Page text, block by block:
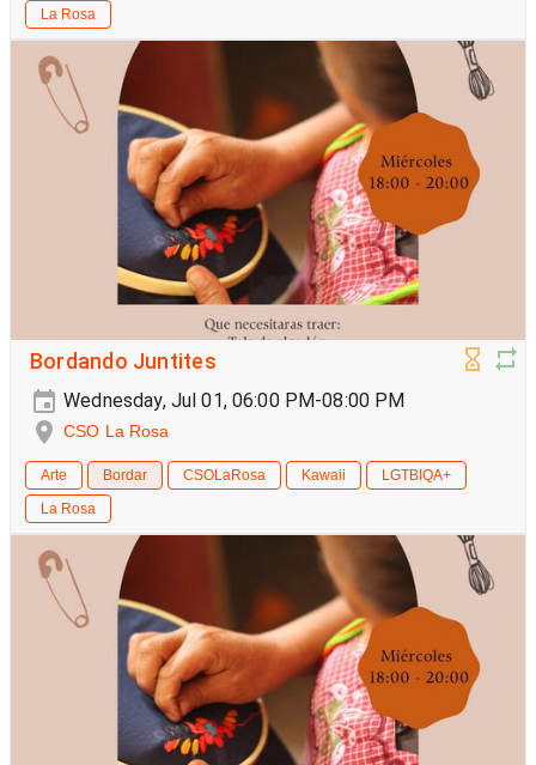
La Rosa
Bordando Juntites
Wednesday, Jul 01, 06:00 PM-08:00 PM
CSO La Rosa
Arte Bordar CSOLaRosa Kawaii
LGTBIQA+
La Rosa